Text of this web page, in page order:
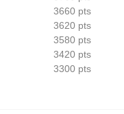
3660 pts
3620 pts
3580 pts
3420 pts
3300 pts